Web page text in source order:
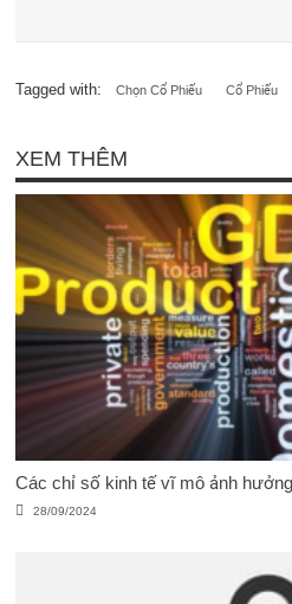
Tagged with: Chọn Cổ Phiếu Cổ Phiếu
XEM THÊM
Các chỉ số kinh tế vĩ mô ảnh
28/09/2024